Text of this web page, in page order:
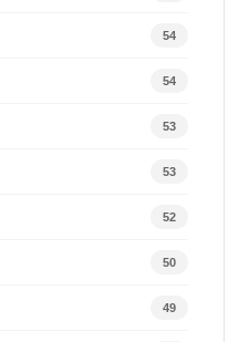
54
54
53
53
52
50
49